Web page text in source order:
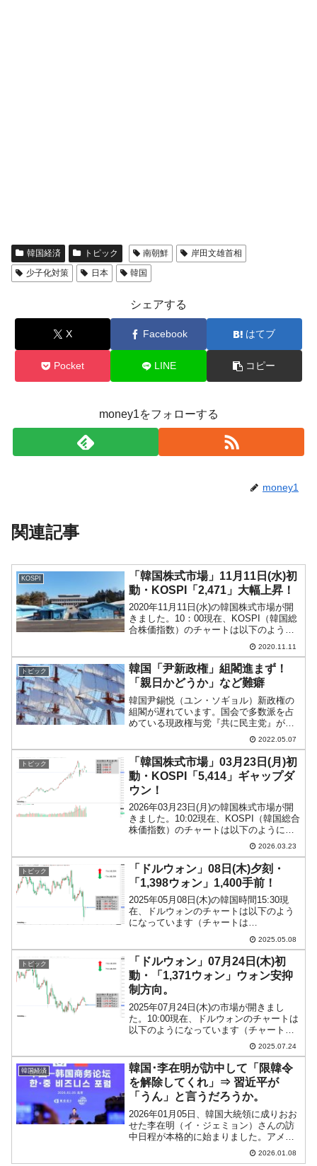
韓国経済 トピック 南朝鮮
岸田文雄首相
少子化対策
日本 韓国
シェアする
X Facebook はてブ
Pocket LINE コピー
money1をフォローする
money1
関連記事
KOSPI
「韓国株式市場」11月11日(水)初
動・KOSPI「2,471」大幅上昇！
2020年11月11日(水)の韓国株式市場が開
きました。10：00現在、KOSPI（韓国総
合株価指数）のチャートは以下のように
『Investing.com』より引用）。やりまし
た！ KOSPI大きく上昇です。実体線で...
2020.11.11
トピック
韓国「尹新政権」組閣進まず！
「親日かどうか」など難癖
韓国尹錫悦（ユン・ソギョル）新政権の
組閣が遅れています。国会で多数派を占
めている現政権与党『共に民主党』が長
官候補の人事聴聞会で難癖をつけている
ためです。先にご紹介したとおり、国務
総理（＝首相）さえ通してしまえば後は
なんとかなるのですが、首...
2022.05.07
トピック
「韓国株式市場」03月23日(月)初
動・KOSPI「5,414」ギャップダ
ウン！
2026年03月23日(月)の韓国株式市場が開
きました。10:02現在、KOSPI（韓国総合
株価指数）のチャートは以下のようにな
『Investing.com』より引用）。大きくギ
ャップダウンして始まり、現在は陰線。
KO...
2026.03.23
トピック
「ドルウォン」08日(木)夕刻・
「1,398ウォン」1,400手前！
2025年05月08日(木)の韓国時間15:30現
在、ドルウォンのチャートは以下のよう
になっています（チャートは
『Investing.com』より引用）。またして
もコマ足です。「1ドル＝1,400ウォン」
のキリ番を巡っての攻防が続いていま
す...
2025.05.08
トピック
「ドルウォン」07月24日(木)初
動・「1,371ウォン」ウォン安抑
制方向。
2025年07月24日(木)の市場が開きまし
た。10:00現在、ドルウォンのチャートは
以下のようになっています（チャートは
『Investing.com』より引用）。前日のロ
ーソク足はウォン安進行が抑制され、上
ヒゲが長くなりました。現在のとこ...
2025.07.24
韓国経済
韓国･李在明が訪中して「限韓令
を解除してくれ」⇒ 習近平が
「うん」と言うだろうか。
2026年01月05日、韓国大統領に成りおお
せた李在明（イ・ジェミョン）さんの訪
中日程が本格的に始まりました。アメリ
カ合衆国軍のベネズエラ急襲に被る――
という最悪の日程での訪問となった李在
2026.01.08